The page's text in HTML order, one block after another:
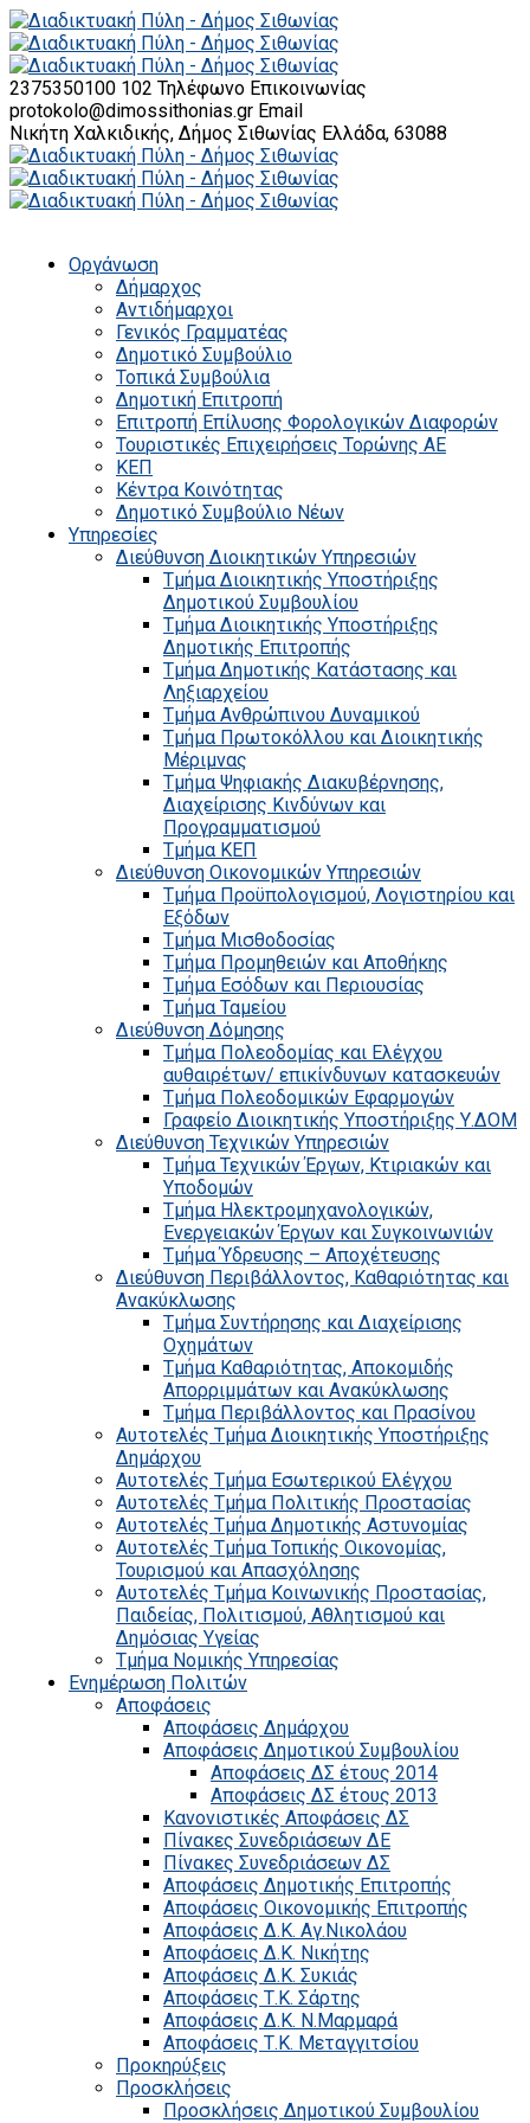
2375350100 102 Τηλέφωνο Επικοινωνίας
protokolo@dimossithonias.gr Email
Νικήτη Χαλκιδικής, Δήμος Σιθωνίας Ελλάδα, 63088
Οργάνωση
Δήμαρχος
Αντιδήμαρχοι
Γενικός Γραμματέας
Δημοτικό Συμβούλιο
Τοπικά Συμβούλια
Δημοτική Επιτροπή
Επιτροπή Επίλυσης Φορολογικών Διαφορών
Τουριστικές Επιχειρήσεις Τορώνης ΑΕ
ΚΕΠ
Κέντρα Κοινότητας
Δημοτικό Συμβούλιο Νέων
Υπηρεσίες
Διεύθυνση Διοικητικών Υπηρεσιών
Τμήμα Διοικητικής Υποστήριξης
Δημοτικού Συμβουλίου
Τμήμα Διοικητικής Υποστήριξης
Δημοτικής Επιτροπής
Τμήμα Δημοτικής Κατάστασης και
Ληξιαρχείου
Τμήμα Ανθρώπινου Δυναμικού
Τμήμα Πρωτοκόλλου και Διοικητικής
Μέριμνας
Τμήμα Ψηφιακής Διακυβέρνησης,
Διαχείρισης Κινδύνων και
Προγραμματισμού
Τμήμα ΚΕΠ
Διεύθυνση Οικονομικών Υπηρεσιών
Τμήμα Προϋπολογισμού, Λογιστηρίου και
Εξόδων
Τμήμα Μισθοδοσίας
Τμήμα Προμηθειών και Αποθήκης
Τμήμα Εσόδων και Περιουσίας
Τμήμα Ταμείου
Διεύθυνση Δόμησης
Τμήμα Πολεοδομίας και Ελέγχου
αυθαιρέτων/ επικίνδυνων κατασκευών
Τμήμα Πολεοδομικών Εφαρμογών
Γραφείο Διοικητικής Υποστήριξης Υ.ΔΟΜ
Διεύθυνση Τεχνικών Υπηρεσιών
Τμήμα Τεχνικών Έργων, Κτιριακών και
Υποδομών
Τμήμα Ηλεκτρομηχανολογικών,
Ενεργειακών Έργων και Συγκοινωνιών
Τμήμα Ύδρευσης – Αποχέτευσης
Διεύθυνση Περιβάλλοντος, Καθαριότητας και
Ανακύκλωσης
Τμήμα Συντήρησης και Διαχείρισης
Οχημάτων
Τμήμα Καθαριότητας, Αποκομιδής
Απορριμμάτων και Ανακύκλωσης
Τμήμα Περιβάλλοντος και Πρασίνου
Αυτοτελές Τμήμα Διοικητικής Υποστήριξης
Δημάρχου
Αυτοτελές Τμήμα Εσωτερικού Ελέγχου
Αυτοτελές Τμήμα Πολιτικής Προστασίας
Αυτοτελές Τμήμα Δημοτικής Αστυνομίας
Αυτοτελές Τμήμα Τοπικής Οικονομίας,
Τουρισμού και Απασχόλησης
Αυτοτελές Τμήμα Κοινωνικής Προστασίας,
Παιδείας, Πολιτισμού, Αθλητισμού και
Δημόσιας Υγείας
Τμήμα Νομικής Υπηρεσίας
Ενημέρωση Πολιτών
Αποφάσεις
Αποφάσεις Δημάρχου
Αποφάσεις Δημοτικού Συμβουλίου
Αποφάσεις ΔΣ έτους 2014
Αποφάσεις ΔΣ έτους 2013
Κανονιστικές Αποφάσεις ΔΣ
Πίνακες Συνεδριάσεων ΔΕ
Πίνακες Συνεδριάσεων ΔΣ
Αποφάσεις Δημοτικής Επιτροπής
Αποφάσεις Οικονομικής Επιτροπής
Αποφάσεις Δ.Κ. Αγ.Νικολάου
Αποφάσεις Δ.Κ. Νικήτης
Αποφάσεις Δ.Κ. Συκιάς
Αποφάσεις Τ.Κ. Σάρτης
Αποφάσεις Δ.Κ. Ν.Μαρμαρά
Αποφάσεις Τ.Κ. Μεταγγιτσίου
Προκηρύξεις
Προσκλήσεις
Προσκλήσεις Δημοτικού Συμβουλίου